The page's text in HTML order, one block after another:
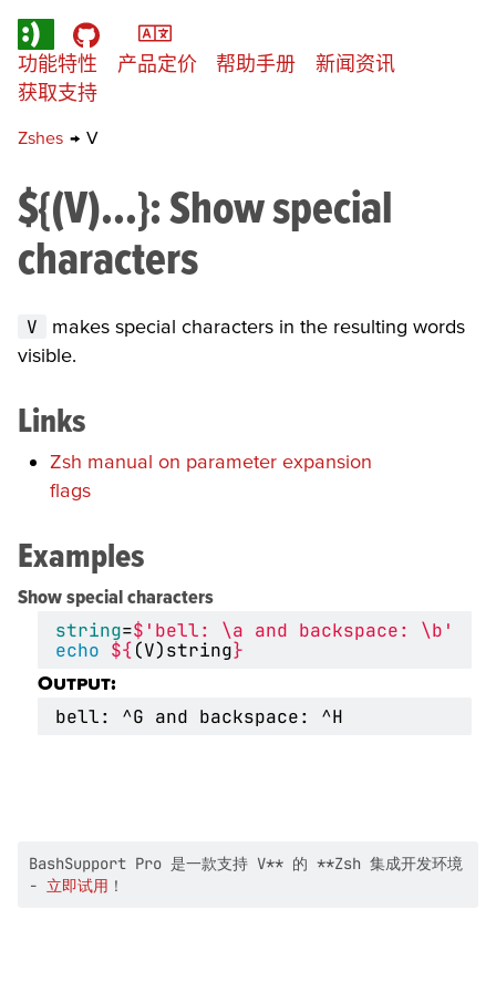
功能特性 产品定价 帮助手册
新闻资讯
获取支持
Zshes → V
${(V)…}: Show special
characters
V
makes special characters in the resulting words
visible.
Links
Zsh manual on parameter expansion
flags
Examples
Show special characters
string=$'bell: \a and backspace: \b'
echo ${(V)string}
Output:
BashSupport Pro 是一款支持 V** 的 **Zsh 集成开发环境
- 立即试用 ！